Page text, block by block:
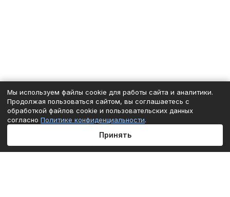
Сравнение
Мы используем файлы cookie для работы сайта и аналитики.
Продолжая пользоваться сайтом, вы соглашаетесь с
обработкой файлов cookie и пользовательских данных
согласно Политике конфиденциальности.
Принять